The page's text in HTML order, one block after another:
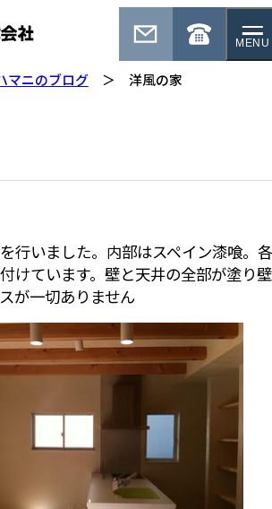
MENU
マニのブログ 洋風の家
行いました。内部はスペイン漆喰。各
けています。壁と天井の全部が塗り壁
が一切ありません